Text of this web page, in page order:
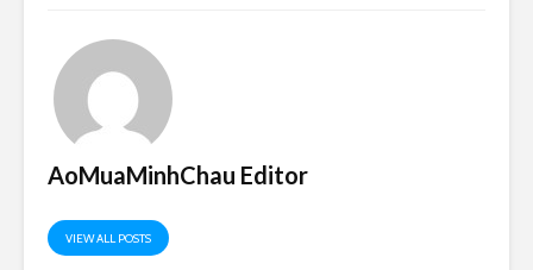
AoMuaMinhChau Editor
VIEW ALL POSTS